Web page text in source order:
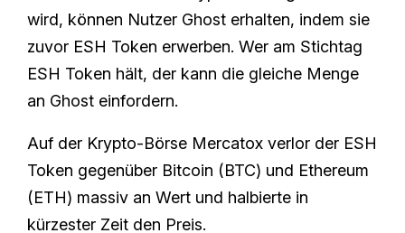
wird, können Nutzer Ghost erhalten, indem sie
zuvor ESH Token erwerben. Wer am Stichtag
ESH Token hält, der kann die gleiche Menge
an Ghost einfordern.
Auf der Krypto-Börse Mercatox verlor der ESH
Token gegenüber Bitcoin (BTC) und Ethereum
(ETH) massiv an Wert und halbierte in
kürzester Zeit den Preis.